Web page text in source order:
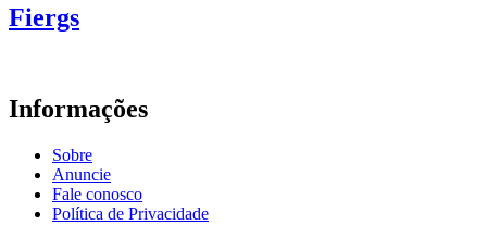
Fiergs
Informações
Sobre
Anuncie
Fale conosco
Política de Privacidade